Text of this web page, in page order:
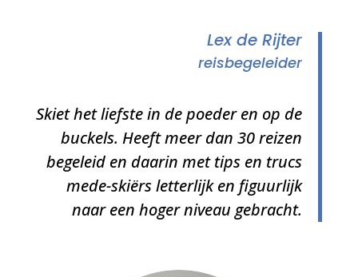
Lex de Rijter
reisbegeleider
Skiet het liefste in de poeder en op de
buckels. Heeft meer dan 30 reizen
begeleid en daarin met tips en trucs
mede-skiërs letterlijk en figuurlijk
naar een hoger niveau gebracht.